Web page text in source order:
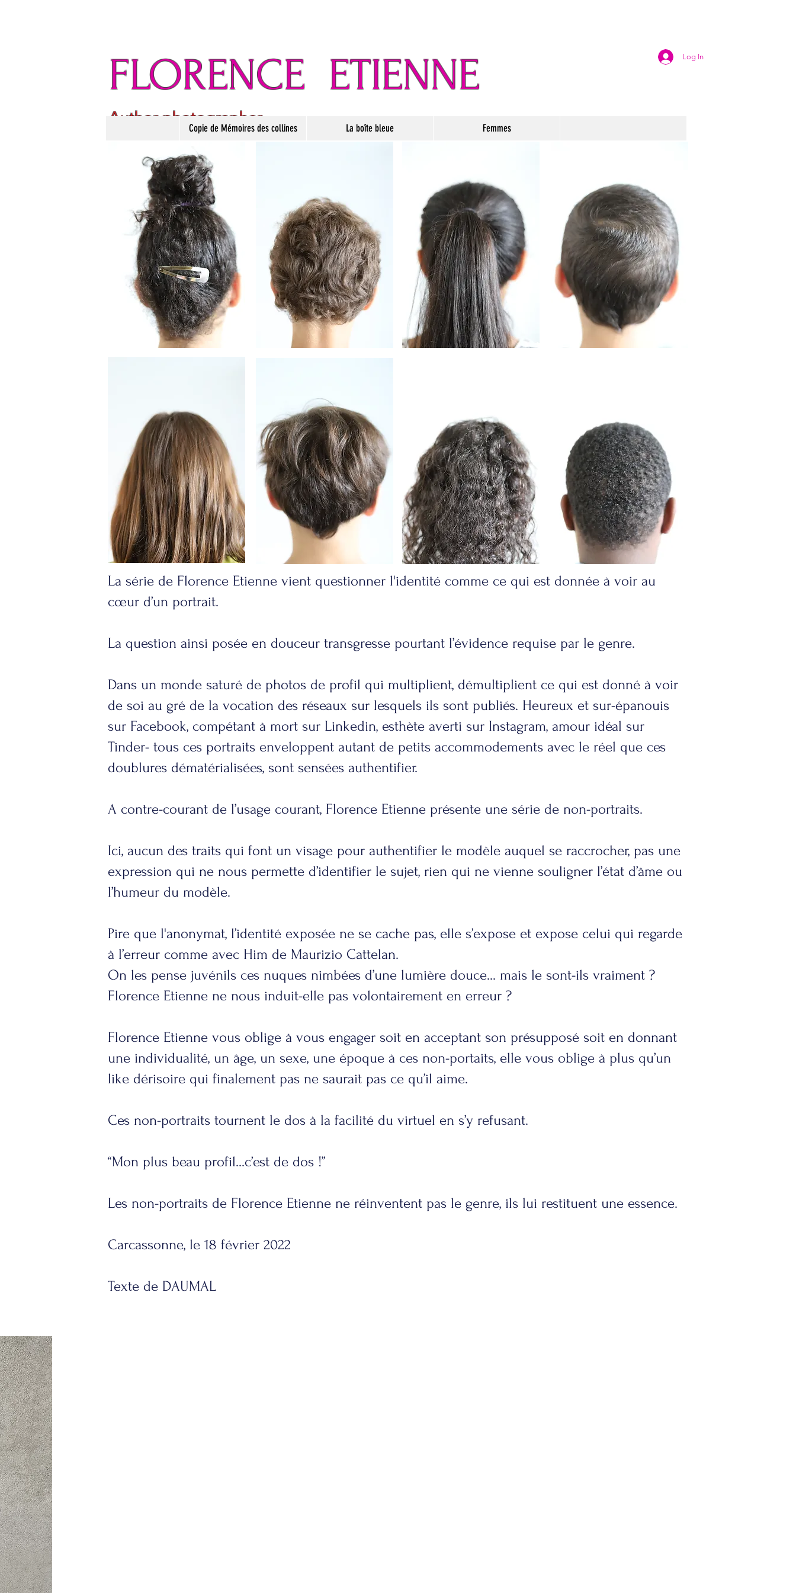
Log In
FLORENCE ETIENNE
Author photographer
Copie de Mémoires des collines La boîte bleue Femmes
La série de Florence Etienne vient questionner l'identité comme ce qui est donnée à voir au
cœur d’un portrait.
La question ainsi posée en douceur transgresse pourtant l’évidence requise par le genre.
Dans un monde saturé de photos de profil qui multiplient, démultiplient ce qui est donné à voir
de soi au gré de la vocation des réseaux sur lesquels ils sont publiés. Heureux et sur-épanouis
sur Facebook, compétant à mort sur Linkedin, esthète averti sur Instagram, amour idéal sur
Tinder- tous ces portraits enveloppent autant de petits accommodements avec le réel que ces
doublures dématérialisées, sont sensées authentifier.
A contre-courant de l’usage courant, Florence Etienne présente une série de non-portraits.
Ici, aucun des traits qui font un visage pour authentifier le modèle auquel se raccrocher, pas une
expression qui ne nous permette d’identifier le sujet, rien qui ne vienne souligner l’état d’âme ou
l’humeur du modèle.
Pire que l'anonymat, l’identité exposée ne se cache pas, elle s’expose et expose celui qui regarde
à l’erreur comme avec Him de Maurizio Cattelan.
On les pense juvénils ces nuques nimbées d’une lumière douce... mais le sont-ils vraiment ?
Florence Etienne ne nous induit-elle pas volontairement en erreur ?
Florence Etienne vous oblige à vous engager soit en acceptant son présupposé soit en donnant
une individualité, un âge, un sexe, une époque à ces non-portaits, elle vous oblige à plus qu’un
like dérisoire qui finalement pas ne saurait pas ce qu’il aime.
Ces non-portraits tournent le dos à la facilité du virtuel en s’y refusant.
“Mon plus beau profil...c’est de dos !”
Les non-portraits de Florence Etienne ne réinventent pas le genre, ils lui restituent une essence.
Carcassonne, le 18 février 2022
Texte de DAUMAL